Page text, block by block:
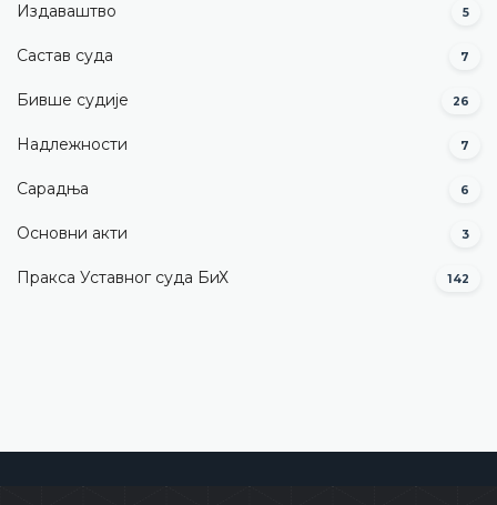
Издаваштво 5
Састав суда 7
Бивше судије 26
Надлежности 7
Сарадња 6
Основни акти 3
Пракса Уставног суда БиХ 142